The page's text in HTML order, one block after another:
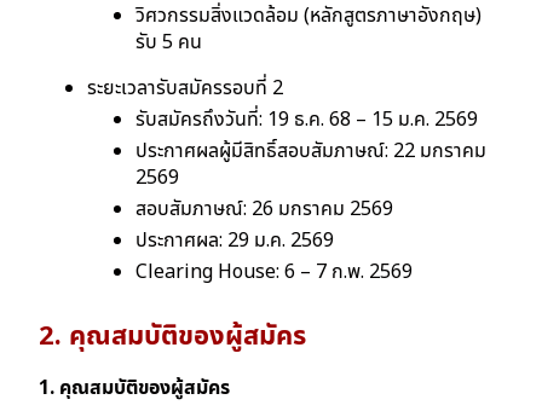
วิศวกรรมสิ่งแวดล้อม (หลักสูตรภาษาอังกฤษ)
รับ 5 คน
ระยะเวลารับสมัครรอบที่ 2
รับสมัครถึงวันที่: 19 ธ.ค. 68 – 15 ม.ค. 2569
ประกาศผลผู้มีสิทธิ์สอบสัมภาษณ์: 22 มกราคม
2569
สอบสัมภาษณ์: 26 มกราคม 2569
ประกาศผล: 29 ม.ค. 2569
Clearing House: 6 – 7 ก.พ. 2569
2. คุณสมบัติของผู้สมัคร
1. คุณสมบัติของผู้สมัคร